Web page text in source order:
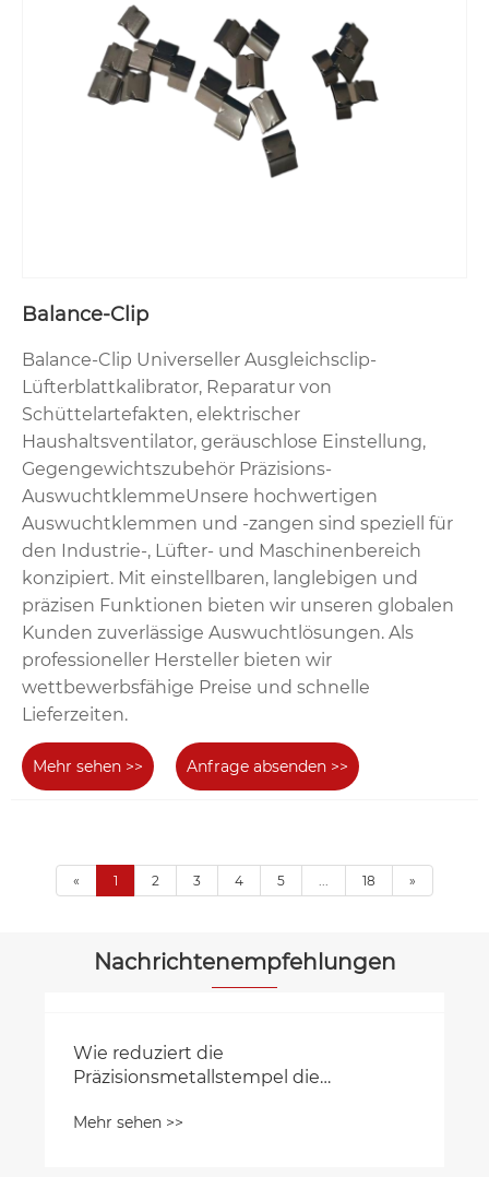
Balance-Clip
Balance-Clip Universeller Ausgleichsclip-
Lüfterblattkalibrator, Reparatur von
Schüttelartefakten, elektrischer
Haushaltsventilator, geräuschlose Einstellung,
Gegengewichtszubehör Präzisions-
AuswuchtklemmeUnsere hochwertigen
Auswuchtklemmen und -zangen sind speziell für
den Industrie-, Lüfter- und Maschinenbereich
konzipiert. Mit einstellbaren, langlebigen und
präzisen Funktionen bieten wir unseren globalen
Kunden zuverlässige Auswuchtlösungen. Als
professioneller Hersteller bieten wir
wettbewerbsfähige Preise und schnelle
Lieferzeiten.
Mehr sehen >> Anfrage absenden >>
« 1 2 3 4 5 18 »
Nachrichtenempfehlungen